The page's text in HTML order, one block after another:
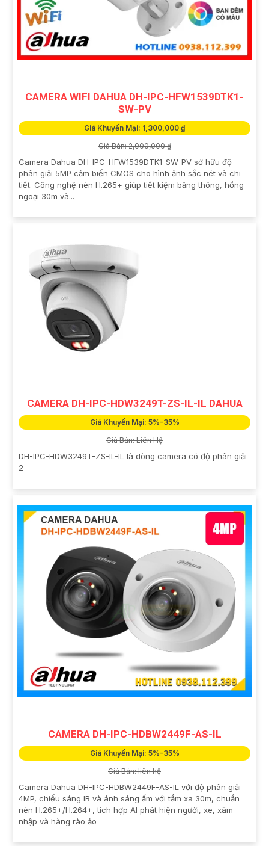
CAMERA WIFI DAHUA DH-IPC-HFW1539DTK1-
SW-PV
Giá Khuyến Mại: 1,300,000 ₫
Giá Bán: 2,000,000 ₫
Camera Dahua DH-IPC-HFW1539DTK1-SW-PV sở hữu độ
phân giải 5MP cảm biến CMOS cho hình ảnh sắc nét và chi
tiết. Công nghệ nén H.265+ giúp tiết kiệm băng thông, hồng
ngoại 30m và...
CAMERA DH-IPC-HDW3249T-ZS-IL-IL DAHUA
Giá Khuyến Mại: 5%-35%
Giá Bán: Liên Hệ
DH-IPC-HDW3249T-ZS-IL-IL là dòng camera có độ phân giải
2
CAMERA DH-IPC-HDBW2449F-AS-IL
Giá Khuyến Mại: 5%-35%
Giá Bán: liên hệ
Camera Dahua DH-IPC-HDBW2449F-AS-IL với độ phân giải
4MP, chiếu sáng IR và ánh sáng ấm với tầm xa 30m, chuẩn
nén H.265+/H.264+, tích hợp AI phát hiện người, xe, xâm
nhập và hàng rào ảo